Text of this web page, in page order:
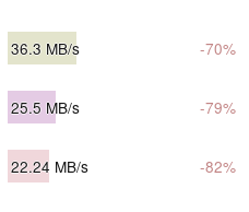
36.3 MB/s -70%
25.5 MB/s -79%
22.24 MB/s -82%